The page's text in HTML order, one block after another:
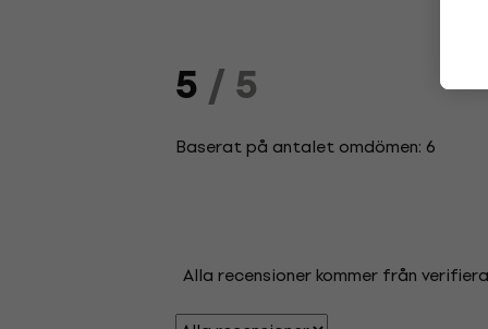
5/ 5
Baserat på antalet omdömen: 6
Alla recensioner kommer från